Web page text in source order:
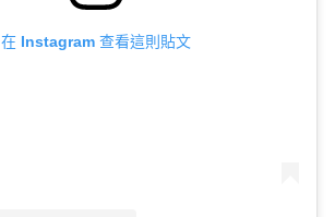
在 Instagram 查看這則貼文